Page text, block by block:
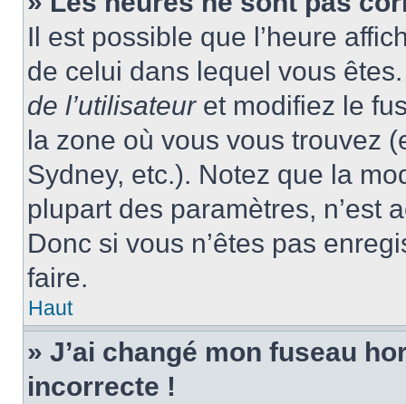
Il est possible que l’heure
de celui dans lequel vous
de l’utilisateuret modifiez le
la zone où vous vous trouvez
Sydney, etc.). Notez que la
plupart des paramètres, n’est
Donc si vous n’êtes pas
faire.
Haut
» J’ai changé mon fuseau
incorrecte !